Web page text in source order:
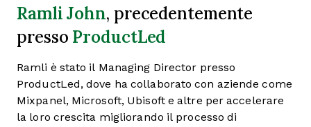
Ramli John, precedentemente
presso ProductLed
Ramli è stato il Managing Director presso
ProductLed, dove ha collaborato con aziende come
Mixpanel, Microsoft, Ubisoft e altre per accelerare
la loro crescita migliorando il processo di